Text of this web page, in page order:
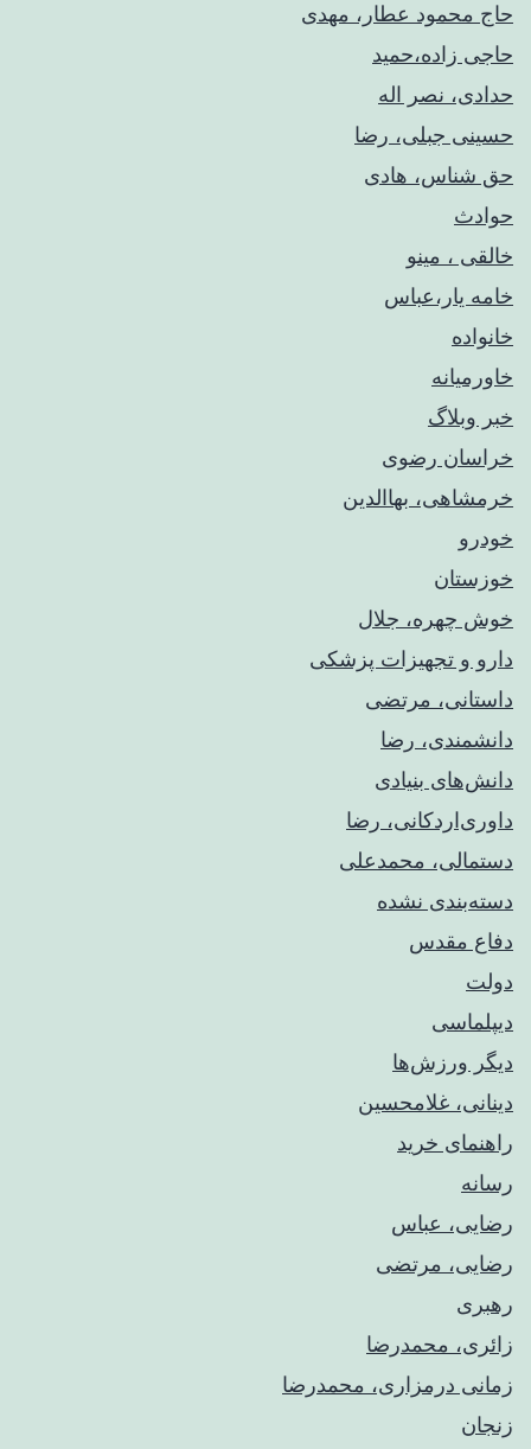
حاج محمود عطار، مهدی
حاجی زاده،حمید
حدادی، نصر اله
حسینی جبلی، رضا
حق شناس، هادی
حوادث
خالقی ، مینو
خامه یار،عباس
خانواده
خاورمیانه
خبر وبلاگ
خراسان رضوی
خرمشاهی، بهاالدین
خودرو
خوزستان
خوش چهره، جلال
دارو و تجهیزات پزشکی
داستانی، مرتضی
دانشمندی، رضا
دانش‌های بنیادی
داوری‌اردکانی، رضا
دستمالی، محمدعلی
دسته‌بندی نشده
دفاع مقدس
دولت
دیپلماسی
دیگر ورزش‌ها
دینانی، غلامحسین
راهنمای خريد
رسانه
رضایی، عباس
رضایی، مرتضی
رهبری
زائری، محمدرضا
زمانی درمزاری، محمدرضا
زنجان